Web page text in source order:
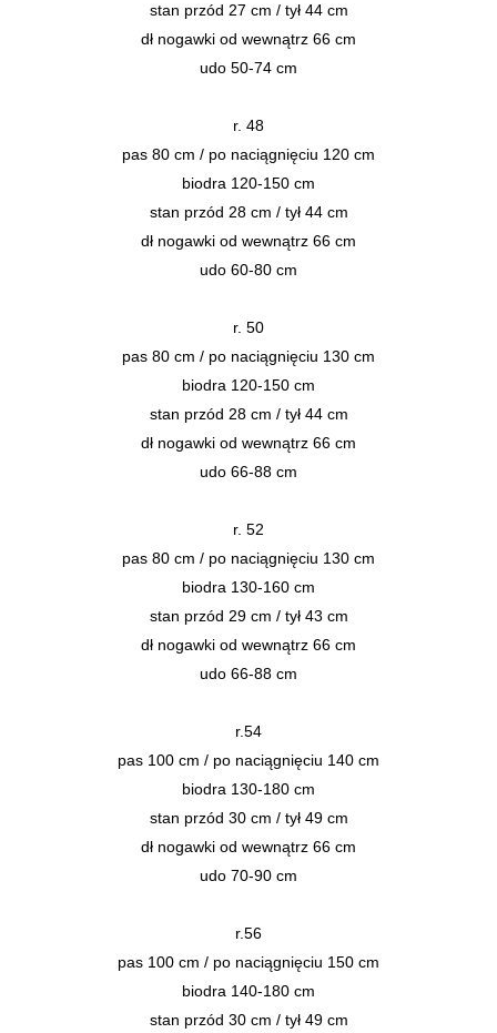
stan przód 27 cm / tył 44 cm
dł nogawki od wewnątrz 66 cm
udo 50-74 cm
r. 48
pas 80 cm / po naciągnięciu 120 cm
biodra 120-150 cm
stan przód 28 cm / tył 44 cm
dł nogawki od wewnątrz 66 cm
udo 60-80 cm
r. 50
pas 80 cm / po naciągnięciu 130 cm
biodra 120-150 cm
stan przód 28 cm / tył 44 cm
dł nogawki od wewnątrz 66 cm
udo 66-88 cm
r. 52
pas 80 cm / po naciągnięciu 130 cm
biodra 130-160 cm
stan przód 29 cm / tył 43 cm
dł nogawki od wewnątrz 66 cm
udo 66-88 cm
r.54
pas 100 cm / po naciągnięciu 140 cm
biodra 130-180 cm
stan przód 30 cm / tył 49 cm
dł nogawki od wewnątrz 66 cm
udo 70-90 cm
r.56
pas 100 cm / po naciągnięciu 150 cm
biodra 140-180 cm
stan przód 30 cm / tył 49 cm